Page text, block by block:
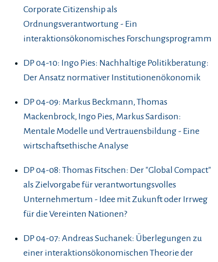
Corporate Citizenship als
Ordnungsverantwortung - Ein
interaktionsökonomisches Forschungsprogramm
DP 04-10: Ingo Pies: Nachhaltige Politikberatung:
Der Ansatz normativer Institutionenökonomik
DP 04-09: Markus Beckmann, Thomas
Mackenbrock, Ingo Pies, Markus Sardison:
Mentale Modelle und Vertrauensbildung - Eine
wirtschaftsethische Analyse
DP 04-08: Thomas Fitschen: Der "Global Compact"
als Zielvorgabe für verantwortungsvolles
Unternehmertum - Idee mit Zukunft oder Irrweg
für die Vereinten Nationen?
DP 04-07: Andreas Suchanek: Überlegungen zu
einer interaktionsökonomischen Theorie der